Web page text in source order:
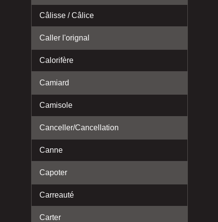
Câlisse / Câlice
Caller l'orignal
Calorifère
Camiard
Camisole
Canceller/Cancellation
Canne
Capoter
Carreauté
Carter